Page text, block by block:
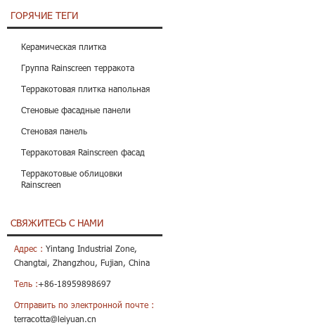
ГОРЯЧИЕ ТЕГИ
Керамическая плитка
Группа Rainscreen терракота
Терракотовая плитка напольная
Стеновые фасадные панели
Стеновая панель
Терракотовая Rainscreen фасад
Терракотовые облицовки
Rainscreen
СВЯЖИТЕСЬ С НАМИ
Адрес : Yintang Industrial Zone,
Changtai, Zhangzhou, Fujian, China
Тель :+86-18959898697
Отправить по электронной почте :
terracotta@leiyuan.cn